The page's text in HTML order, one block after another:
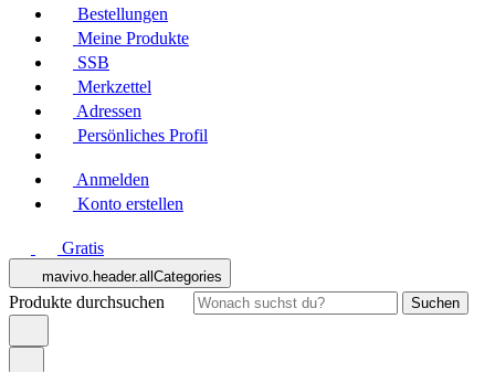
Bestellungen
Meine Produkte
SSB
Merkzettel
Adressen
Persönliches Profil
Anmelden
Konto erstellen
Gratis
mavivo.header.allCategories
Produkte durchsuchen Suchen